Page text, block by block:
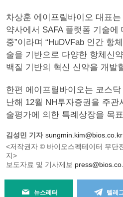
차상훈 에이프릴바이오 대표
약사에서 SAFA 플랫폼 기술에
중”이라며 “HuDVFab 인간 항
술을 기반으로 다양한 항체신
백질 기반의 혁신 신약을 개발
한편 에이프릴바이오는 코스
난해 12월 NH투자증권을 주관
술평가에 의한 특례상장을 목
김성민 기자 sungmin.kim@bios.co.kr
<저작권자 © 바이오스펙테이터 무단
지>
보도자료 및 기사제보
뉴스레터 텔레